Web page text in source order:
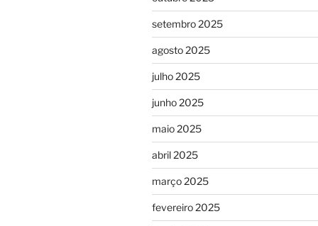
setembro 2025
agosto 2025
julho 2025
junho 2025
maio 2025
abril 2025
março 2025
fevereiro 2025